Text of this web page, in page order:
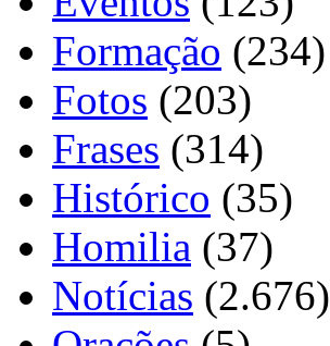
Formação (234)
Fotos (203)
Frases (314)
Histórico (35)
Homilia (37)
Notícias (2.676)